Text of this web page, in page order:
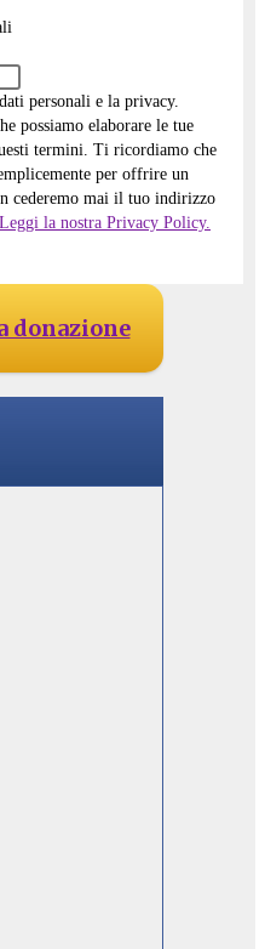
personali e la privacy.
possiamo elaborare le tue
termini. Ti ricordiamo che
per offrire un
cederemo mai il tuo indirizzo
Leggi la nostra Privacy Policy.
donazione